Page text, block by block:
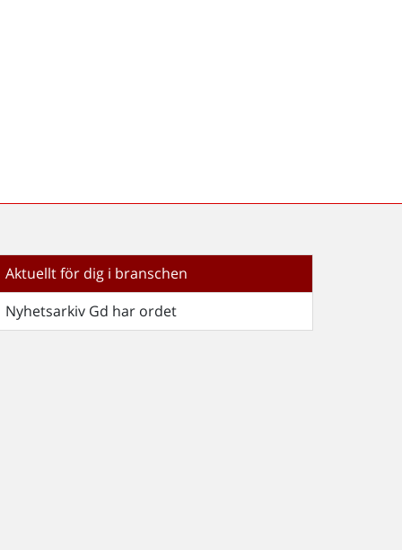
Aktuellt för dig i branschen
Nyhetsarkiv Gd har ordet